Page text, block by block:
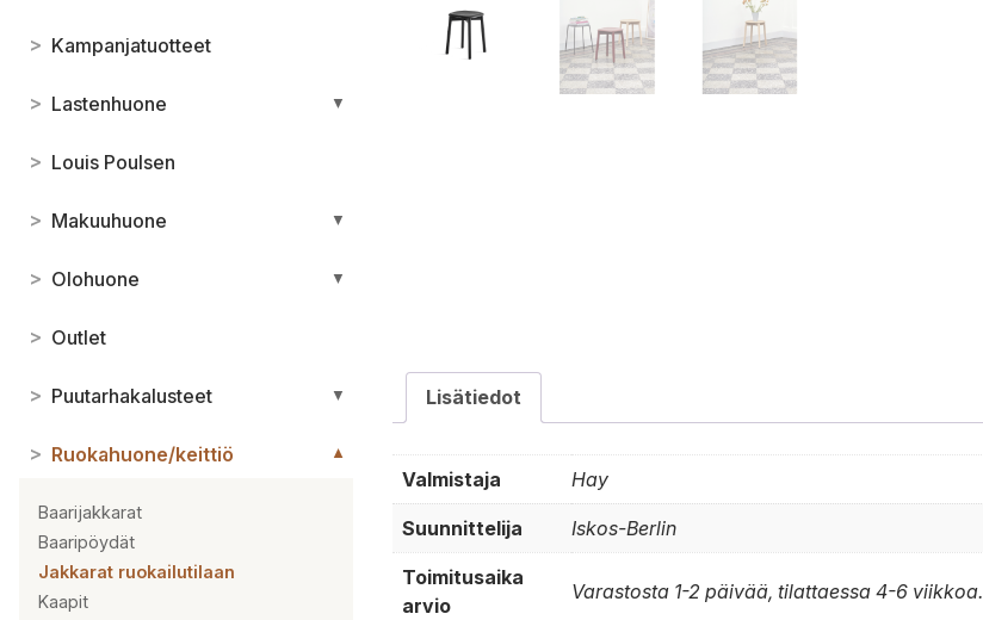
> Kampanjatuotteet
> Lastenhuone ▼
> Louis Poulsen
> Makuuhuone ▼
> Olohuone ▼
> Outlet
> Puutarhakalusteet ▼
> Ruokahuone/keittiö ▼
Baarijakkarat
Baaripöydät
Jakkarat ruokailutilaan
Kaapit
Lisätiedot
Valmistaja Hay
Suunnittelija Iskos-Berlin
Toimitusaika
arvio
Varastosta 1-2 päivää, tilattaessa 4-6 viikkoa.